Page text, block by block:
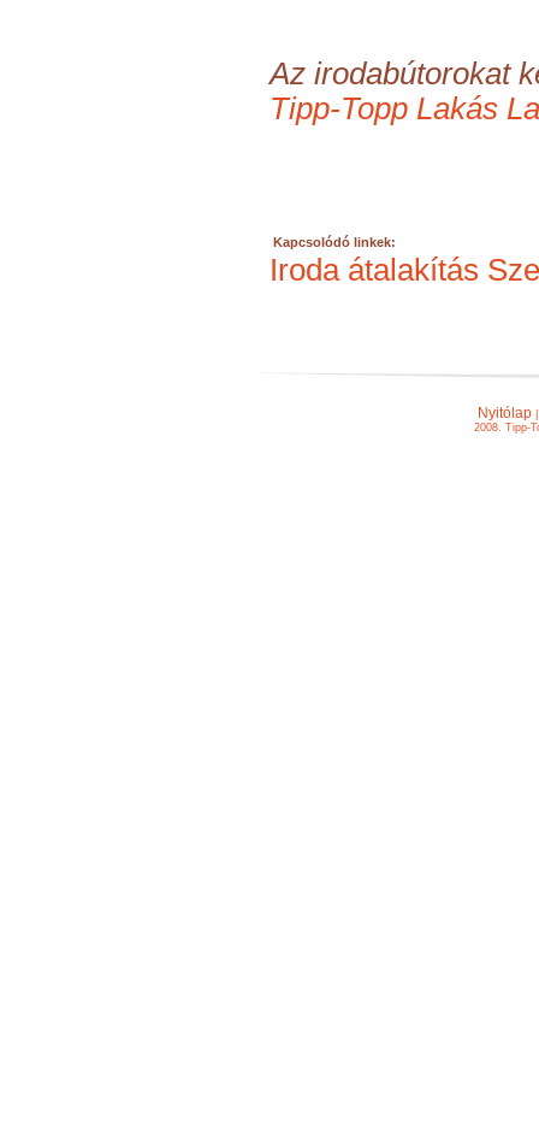
Az irodabútorokat
Tipp-Topp Lakás
Kapcsolódó linkek:
Iroda átalakítás
Nyitólap
2008. Tipp-